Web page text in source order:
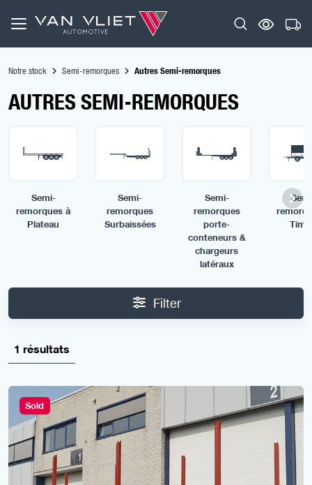
Notre stock Semi-remorques Autres Semi-remorques
AUTRES SEMI-REMORQUES
Semi-
remorques à
Plateau
Semi-
remorques
Surbaissées
Semi-
remorques
porte-
conteneurs &
chargeurs
latéraux
Filter
1 résultats
Sold